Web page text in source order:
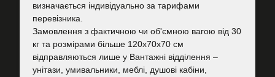
визначається індивідуально за тарифами
перевізника.
Замовлення з фактичною чи об'ємною вагою від 30
кг та розмірами більше 120х70х70 см
відправляються лише у Вантажні відділення –
унітази, умивальники, меблі, душові кабіни,